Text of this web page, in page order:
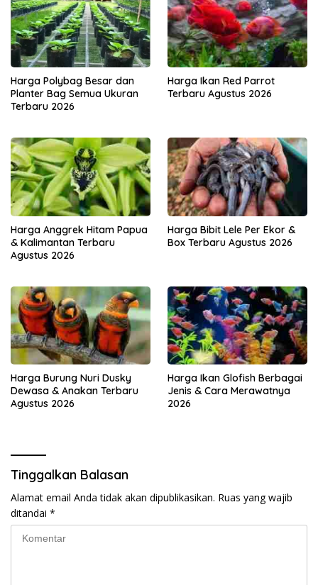
Harga Polybag Besar dan
Planter Bag Semua Ukuran
Terbaru 2026
Harga Ikan Red Parrot
Terbaru Agustus 2026
Harga Anggrek Hitam Papua
& Kalimantan Terbaru
Agustus 2026
Harga Bibit Lele Per Ekor &
Box Terbaru Agustus 2026
Harga Burung Nuri Dusky
Dewasa & Anakan Terbaru
Agustus 2026
Harga Ikan Glofish Berbagai
Jenis & Cara Merawatnya
2026
Tinggalkan Balasan
Alamat email Anda tidak akan dipublikasikan. Ruas yang wajib
ditandai *